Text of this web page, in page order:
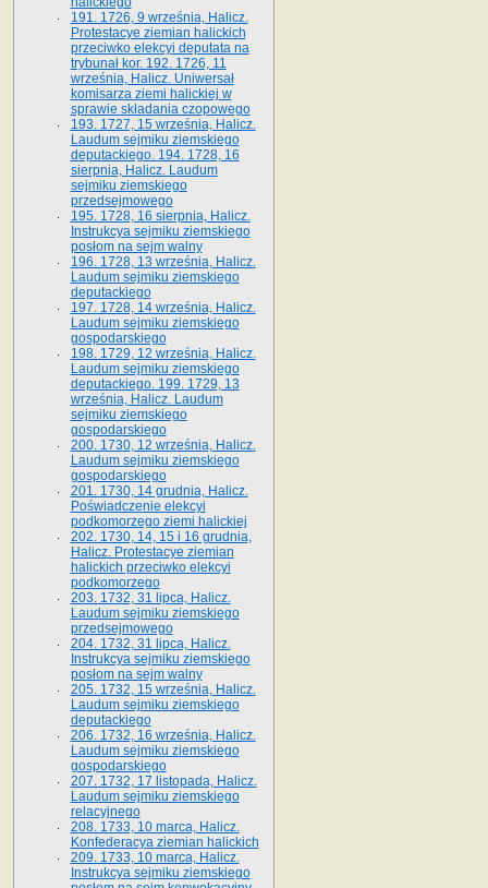
191. 1726, 9 września, Halicz.
Protestacye ziemian halickich
przeciwko elekcyi deputata na
trybunał kor. 192. 1726, 11
września, Halicz. Uniwersał
komisarza ziemi halickiej w
sprawie składania czopowego
193. 1727, 15 września, Halicz.
Laudum sejmiku ziemskiego
deputackiego. 194. 1728, 16
sierpnia, Halicz. Laudum
sejmiku ziemskiego
przedsejmowego
195. 1728, 16 sierpnia, Halicz.
Instrukcya sejmiku ziemskiego
posłom na sejm walny
196. 1728, 13 września, Halicz.
Laudum sejmiku ziemskiego
deputackiego
197. 1728, 14 września, Halicz.
Laudum sejmiku ziemskiego
gospodarskiego
198. 1729, 12 września, Halicz.
Laudum sejmiku ziemskiego
deputackiego. 199. 1729, 13
września, Halicz. Laudum
sejmiku ziemskiego
gospodarskiego
200. 1730, 12 września, Halicz.
Laudum sejmiku ziemskiego
gospodarskiego
201. 1730, 14 grudnia, Halicz.
Poświadczenie elekcyi
podkomorzego ziemi halickiej
202. 1730, 14, 15 i 16 grudnia,
Halicz. Protestacye ziemian
halickich przeciwko elekcyi
podkomorzego
203. 1732, 31 lipca, Halicz.
Laudum sejmiku ziemskiego
przedsejmowego
204. 1732, 31 lipca, Halicz.
Instrukcya sejmiku ziemskiego
posłom na sejm walny
205. 1732, 15 września, Halicz.
Laudum sejmiku ziemskiego
deputackiego
206. 1732, 16 września, Halicz.
Laudum sejmiku ziemskiego
gospodarskiego
207. 1732, 17 listopada, Halicz.
Laudum sejmiku ziemskiego
relacyjnego
208. 1733, 10 marca, Halicz.
Konfederacya ziemian halickich­
209. 1733, 10 marca, Halicz.
Instrukcya sejmiku ziemskiego